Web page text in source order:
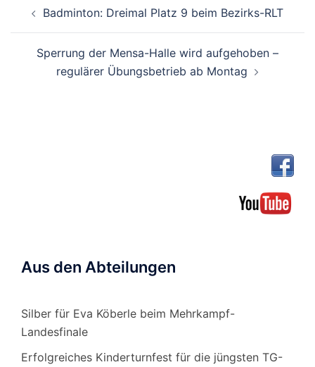
Badminton: Dreimal Platz 9 beim Bezirks-RLT
Sperrung der Mensa-Halle wird aufgehoben –
regulärer Übungsbetrieb ab Montag
Aus den Abteilungen
Silber für Eva Köberle beim Mehrkampf-
Landesfinale
Erfolgreiches Kinderturnfest für die jüngsten TG-